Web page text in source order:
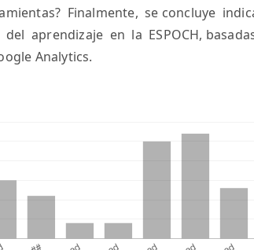
Finalmente, se concluye
aprendizaje en la ESPOCH,
Analytics.